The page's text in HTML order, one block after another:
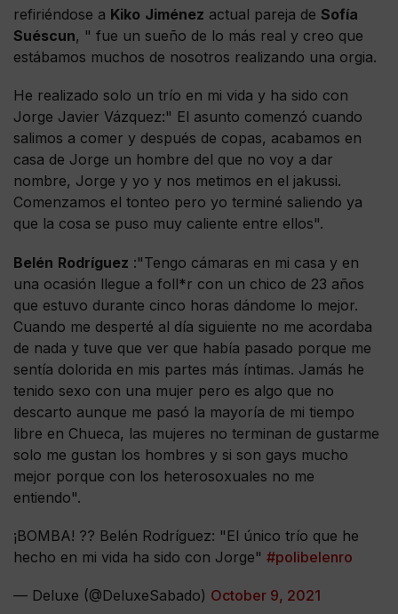
refiriéndose a Kiko Jiménez actual pareja de Sofía
Suéscun, " fue un sueño de lo más real y creo que
estábamos muchos de nosotros realizando una orgia.
He realizado solo un trío en mi vida y ha sido con
Jorge Javier Vázquez:" El asunto comenzó cuando
salimos a comer y después de copas, acabamos en
casa de Jorge un hombre del que no voy a dar
nombre, Jorge y yo y nos metimos en el jakussi.
Comenzamos el tonteo pero yo terminé saliendo ya
que la cosa se puso muy caliente entre ellos".
Belén Rodríguez :"Tengo cámaras en mi casa y en
una ocasión llegue a foll*r con un chico de 23 años
que estuvo durante cinco horas dándome lo mejor.
Cuando me desperté al día siguiente no me acordaba
de nada y tuve que ver que había pasado porque me
sentía dolorida en mis partes más íntimas. Jamás he
tenido sexo con una mujer pero es algo que no
descarto aunque me pasó la mayoría de mi tiempo
libre en Chueca, las mujeres no terminan de gustarme
solo me gustan los hombres y si son gays mucho
mejor porque con los heterosoxuales no me
entiendo".
¡BOMBA! ?? Belén Rodríguez: "El único trío que he
hecho en mi vida ha sido con Jorge" #polibelenro
— Deluxe (@DeluxeSabado) October 9, 2021